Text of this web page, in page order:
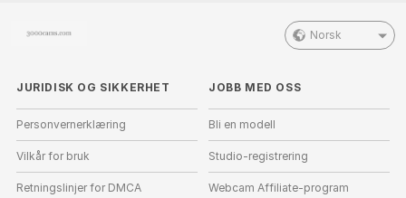
Norsk
JURIDISK OG SIKKERHET
Personvernerklæring
Vilkår for bruk
Retningslinjer for DMCA
JOBB MED OSS
Bli en modell
Studio-registrering
Webcam Affiliate-program